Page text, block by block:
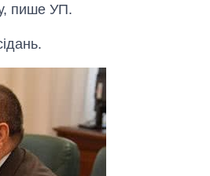
пише УП.